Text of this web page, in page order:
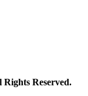
Reserved.